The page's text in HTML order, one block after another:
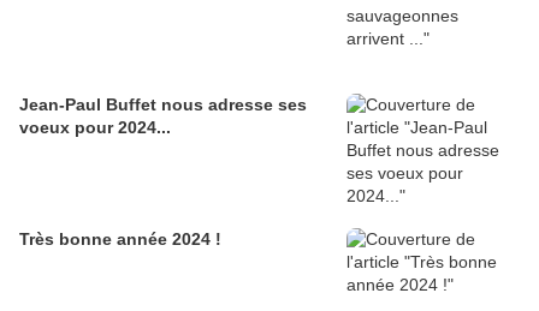
Jean-Paul Buffet nous adresse ses
voeux pour 2024...
Très bonne année 2024 !